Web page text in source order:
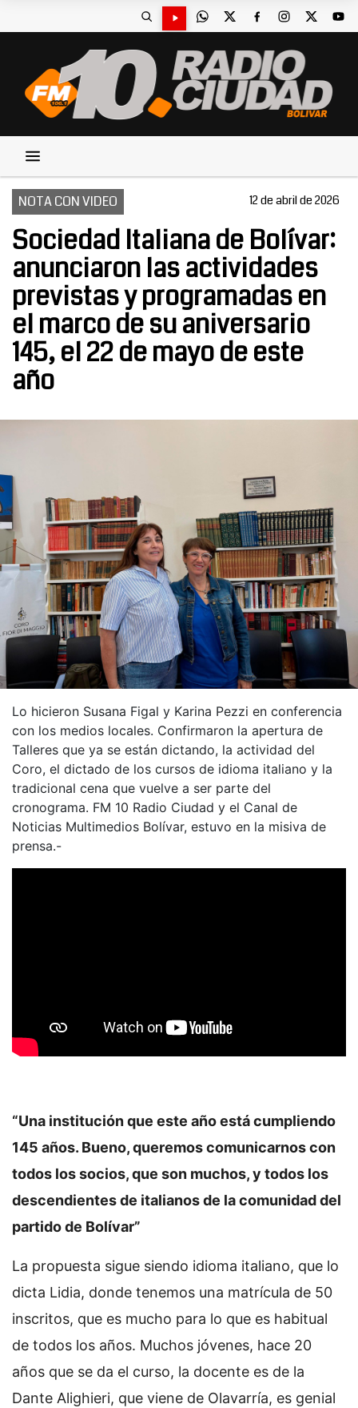
NOTA CON VIDEO 12 de abril de 2026
Sociedad Italiana de Bolívar:
anunciaron las actividades
previstas y programadas en
el marco de su aniversario
145, el 22 de mayo de este
año
Lo hicieron Susana Figal y Karina Pezzi en conferencia
con los medios locales. Confirmaron la apertura de
Talleres que ya se están dictando, la actividad del
Coro, el dictado de los cursos de idioma italiano y la
tradicional cena que vuelve a ser parte del
cronograma. FM 10 Radio Ciudad y el Canal de
Noticias Multimedios Bolívar, estuvo en la misiva de
prensa.-
“Una institución que este año está cumpliendo
145 años. Bueno, queremos comunicarnos con
todos los socios, que son muchos, y todos los
descendientes de italianos de la comunidad del
partido de Bolívar”
La propuesta sigue siendo idioma italiano, que lo
dicta Lidia, donde tenemos una matrícula de 50
inscritos, que es mucho para lo que es habitual
de todos los años. Muchos jóvenes, hace 20
años que se da el curso, la docente es de la
Dante Alighieri, que viene de Olavarría, es genial